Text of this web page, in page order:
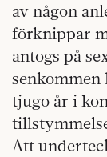
av någon
förknippar
antogs på
tjugo år i
Att